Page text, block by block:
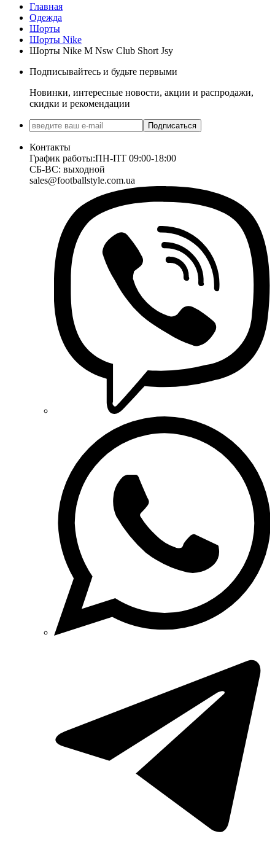
Главная
Одежда
Шорты
Шорты Nike
Шорты Nike M Nsw Club Short Jsy
Подписывайтесь и будьте первыми
Новинки, интересные новости, акции и распродажи,
скидки и рекомендации
Подписаться
Контакты
График работы:ПН-ПТ 09:00-18:00
СБ-ВС: выходной
sales@footballstyle.com.ua